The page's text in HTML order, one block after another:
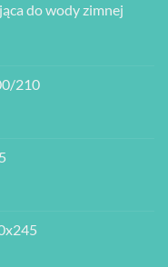
do wody zimnej
210